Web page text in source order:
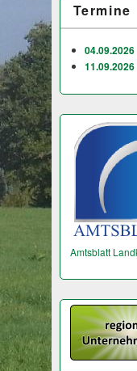
Termine
04.09.2026
11.09.2026
Amtsblatt